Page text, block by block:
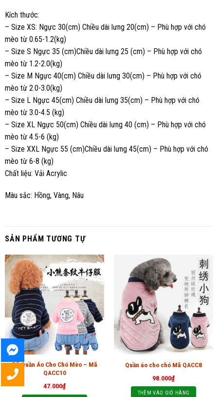
Kích thước:
– Size XS: Ngực 30(cm) Chiều dài lưng 20(cm) – Phù hợp với chó
mèo từ 0.65-1.2(kg)
– Size S Ngực 35 (cm)Chiều dài lưng 25 (cm) – Phù hợp với chó
mèo từ 1.2-2.0(kg)
– Size M Ngực 40(cm) Chiều dài lưng 30(cm) – Phù hợp với chó
mèo từ 2.0-3.0(kg)
– Size L Ngực 45(cm) Chiều dài lưng 35(cm) – Phù hợp với chó
mèo từ 3.0-4.5 (kg)
– Size XL Ngực 50(cm) Chiều dài lưng 40 (cm) – Phù hợp với chó
mèo từ 4.5-6 (kg)
– Size XXL Ngực 55 (cm)Chiều dài lưng 45(cm) – Phù hợp với chó
mèo từ 6-8 (kg)
Chất liệu: Vải Acrylic
Màu sắc: Hồng, Vàng, Nâu
SẢN PHẨM TƯƠNG TỰ
Bộ Quần Áo Cho Chó Mèo – Mã
QACC10
47.000₫
Quần áo cho chó Mã QACC8
98.000₫
THÊM VÀO GIỎ HÀNG